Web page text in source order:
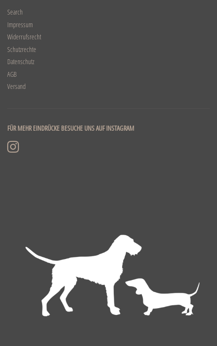
Search
Impressum
Widerrufsrecht
Schutzrechte
Datenschutz
AGB
Versand
FÜR MEHR EINDRÜCKE BESUCHE UNS AUF INSTAGRAM